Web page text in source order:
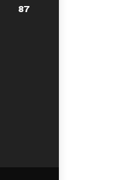
87